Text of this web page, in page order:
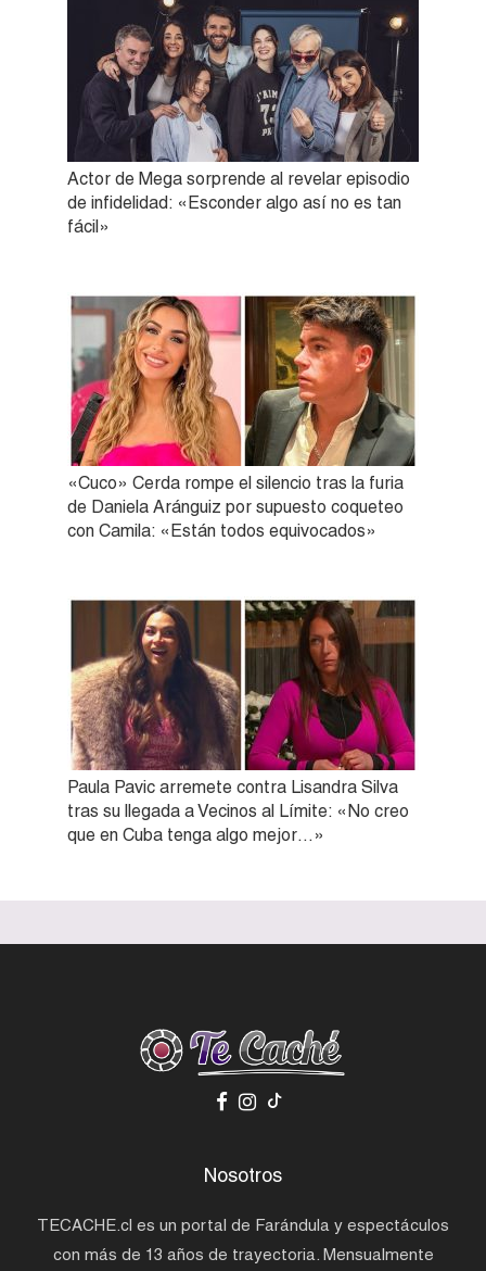
Actor de Mega sorprende al revelar episodio
de infidelidad: «Esconder algo así no es tan
fácil»
«Cuco» Cerda rompe el silencio tras la furia
de Daniela Aránguiz por supuesto coqueteo
con Camila: «Están todos equivocados»
Paula Pavic arremete contra Lisandra Silva
tras su llegada a Vecinos al Límite: «No creo
que en Cuba tenga algo mejor…»
Nosotros
TECACHE.cl es un portal de Farándula y espectáculos
con más de 13 años de trayectoria. Mensualmente